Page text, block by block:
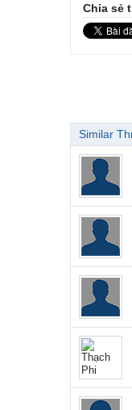
Chia sẻ
Similar